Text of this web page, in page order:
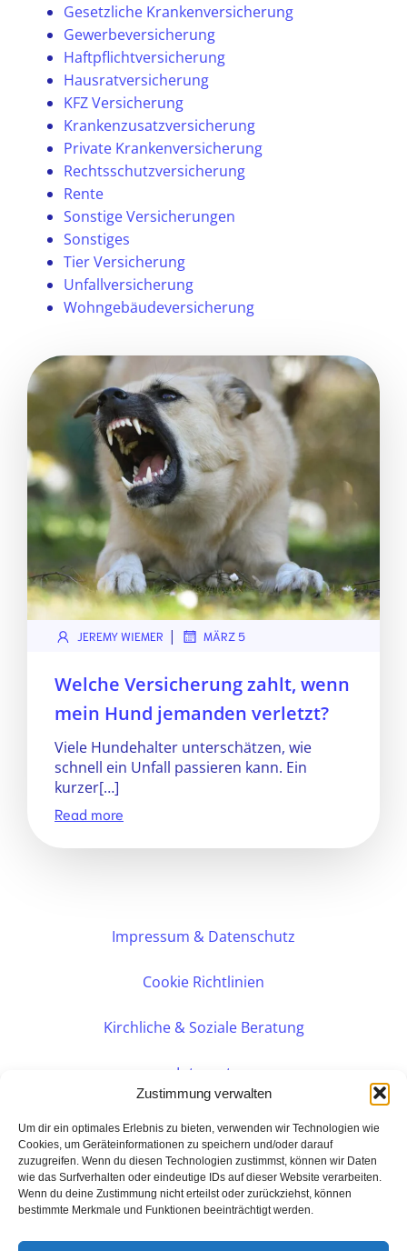
Zustimmung verwalten
Um dir ein optimales Erlebnis zu bieten, verwenden wir Technologien wie
Cookies, um Geräteinformationen zu speichern und/oder darauf
zuzugreifen. Wenn du diesen Technologien zustimmst, können wir Daten
wie das Surfverhalten oder eindeutige IDs auf dieser Website verarbeiten.
Wenn du deine Zustimmung nicht erteilst oder zurückziehst, können
bestimmte Merkmale und Funktionen beeinträchtigt werden.
Gesetzliche Krankenversicherung
Gewerbeversicherung
Haftpflichtversicherung
Hausratversicherung
KFZ Versicherung
Krankenzusatzversicherung
Private Krankenversicherung
Rechtsschutzversicherung
Rente
Sonstige Versicherungen
Sonstiges
Tier Versicherung
Unfallversicherung
Wohngebäudeversicherung
JEREMY WIEMER | MÄRZ 5
Welche Versicherung zahlt, wenn
mein Hund jemanden verletzt?
Viele Hundehalter unterschätzen, wie
schnell ein Unfall passieren kann. Ein
kurzer[…]
Read more
Impressum & Datenschutz
Cookie Richtlinien
Kirchliche & Soziale Beratung
Intranet
PERSÖNLICHE BERATUNG
BarmeniaGothaer Agentur Rudolf